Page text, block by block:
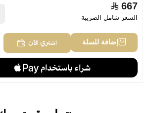
667
السعر شامل الضريبة
إضافة للسلة اشتري الآن